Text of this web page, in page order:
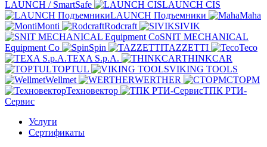
LAUNCH / SmartSafe
LAUNCH CIS
LAUNCH Подъемники
Maha
Monti
Rodcraft
SIVIK
SNIT MECHANICAL
Equipment Co
Spin TAZZETTI
Teco
TEXA S.p.A.
THINKCAR
TOPTUL
VIKING TOOLS
Wellmet
WERTHER
СТОРМ
Техновектор
ТПК РТИ-
Сервис
Услуги
Сертификаты